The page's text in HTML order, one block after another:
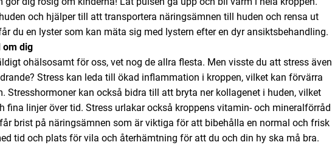
och hjälper till att transportera näringsämnen till huden och rensa ut
du en lyster som kan mäta sig med lystern efter en dyr ansiktsbehandling.
om dig
ohälsosamt för oss, vet nog de allra flesta. Men visste du att stress även
Stress kan leda till ökad inflammation i kroppen, vilket kan förvärra
Stresshormoner kan också bidra till att bryta ner kollagenet i huden, vilket
fina linjer över tid. Stress urlakar också kroppens vitamin- och mineralförråd
brist på näringsämnen som är viktiga för att bibehålla en normal och frisk
tid och plats för vila och återhämtning för att du och din hy ska må bra.